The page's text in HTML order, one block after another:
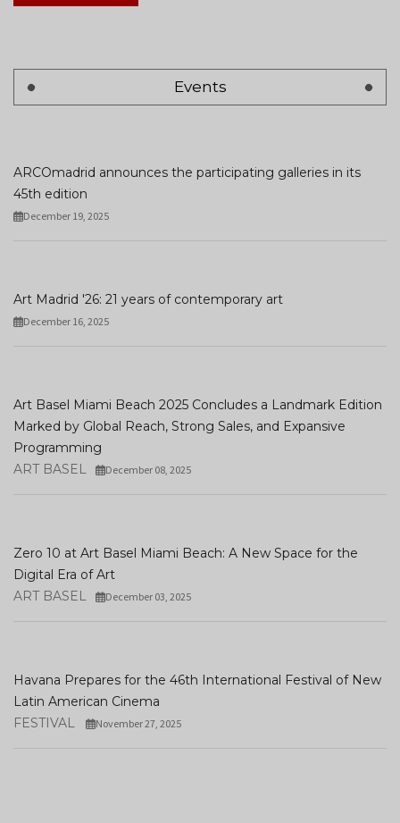
Events
ARCOmadrid announces the participating galleries in its
45th edition
December 19, 2025
Art Madrid '26: 21 years of contemporary art
December 16, 2025
Art Basel Miami Beach 2025 Concludes a Landmark Edition
Marked by Global Reach, Strong Sales, and Expansive
Programming
ART BASEL
December 08, 2025
Zero 10 at Art Basel Miami Beach: A New Space for the
Digital Era of Art
ART BASEL
December 03, 2025
Havana Prepares for the 46th International Festival of New
Latin American Cinema
FESTIVAL
November 27, 2025